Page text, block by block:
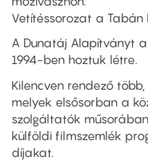
Vetítéssorozat a Tabán
A Dunatáj Alapítványt
1994-ben hoztuk létre.
Kilencven rendező
melyek elsősorban a
szolgáltatók
külföldi filmszemlék
díjakat.